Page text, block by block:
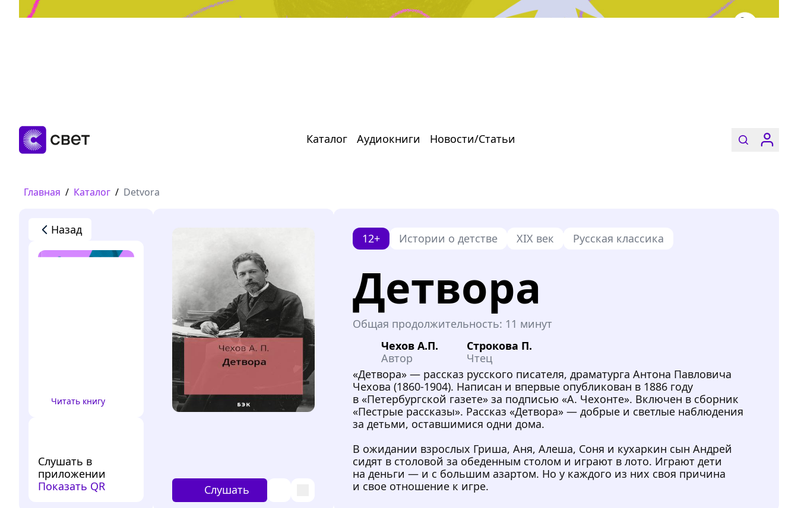
Дружба, любовь, взросление
Каталог Аудиокниги Новости/Статьи
Главная / Каталог / Detvora
Назад
Читать книгу
Слушать в
приложении
Показать QR
Слушать
12+ Истории о детстве XIX век Русская классика
Детвора
Общая продолжительность: 11 минут
Чехов А.П.
Автор
Строкова П.
Чтец
«Детвора» — рассказ русского писателя, драматурга Антона Павловича
Чехова (1860-1904). Написан и впервые опубликован в 1886 году
в «Петербургской газете» за подписью «А. Чехонте». Включен в сборник
«Пестрые рассказы». Рассказ «Детвора» — добрые и светлые наблюдения
за детьми, оставшимися одни дома.
В ожидании взрослых Гриша, Аня, Алеша, Соня и кухаркин сын Андрей
сидят в столовой за обеденным столом и играют в лото. Играют дети
на деньги — и с большим азартом. Но у каждого из них своя причина
и свое отношение к игре.